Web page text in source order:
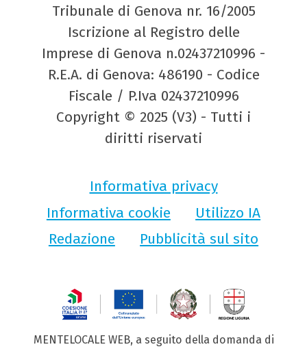
Tribunale di Genova nr. 16/2005
Iscrizione al Registro delle
Imprese di Genova n.02437210996 -
R.E.A. di Genova: 486190 - Codice
Fiscale / P.Iva 02437210996
Copyright © 2025 (V3) - Tutti i
diritti riservati
Informativa privacy
Informativa cookie
Utilizzo IA
Redazione
Pubblicità sul sito
MENTELOCALE WEB, a seguito della domanda di